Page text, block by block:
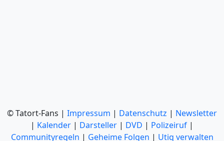
© Tatort-Fans | Impressum | Datenschutz | Newsletter
| Kalender | Darsteller | DVD | Polizeiruf |
Communityregeln | Geheime Folgen | Utiq verwalten